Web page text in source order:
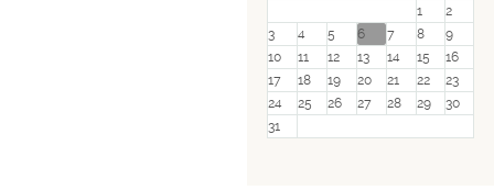
1
2
3
4 5 6 7 8
9
10
11 12 13 14 15
16
17
18 19 20 21 22
23
24
25 26 27 28 29
30
31